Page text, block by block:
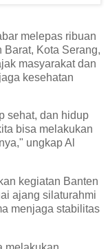
melepas ribuan
Barat, Kota Serang,
masyarakat dan
kesehatan
sehat, dan hidup
bisa melakukan
ungkap Al
kegiatan Banten
ajang silaturahmi
menjaga stabilitas